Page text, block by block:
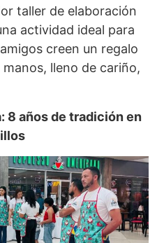
taller de elaboración
actividad ideal para
creen un regalo
lleno de cariño,
8 años de tradición en